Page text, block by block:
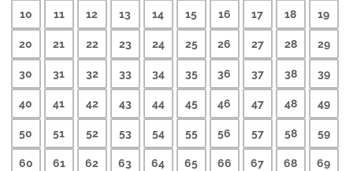
10 11 12 13 14 15 16 17 18 19
20 21 22 23 24 25 26 27 28 29
30 31 32 33 34 35 36 37 38 39
40 41 42 43 44 45 46 47 48 49
50 51 52 53 54 55 56 57 58 59
60 61 62 63 64 65 66 67 68 69